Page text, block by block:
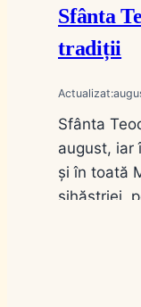
Sfânta
tradiții
Actualizat:
Sfânta
august, iar
și în toată
sihăstriei,